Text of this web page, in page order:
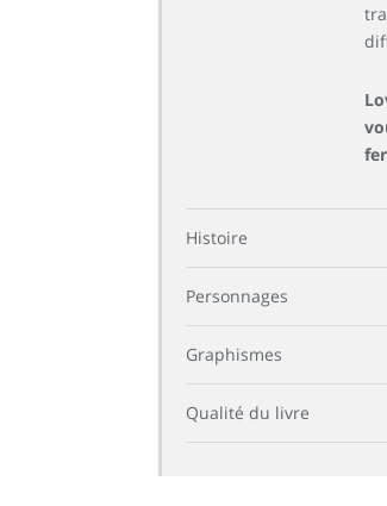
Histoire
Personnages
Graphismes
Qualité du livre